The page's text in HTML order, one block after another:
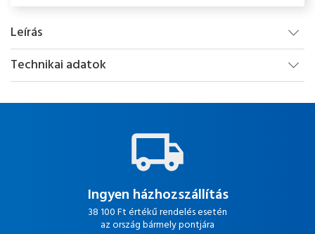
Leírás
Technikai adatok
Ingyen házhozszállítás
38 100 Ft értékű rendelés esetén
az ország bármely pontjára